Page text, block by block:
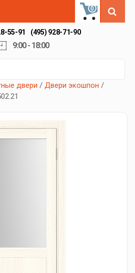
0
55-91 (495) 928-71-90
9:00 - 18:00
двери / Двери экошпон /